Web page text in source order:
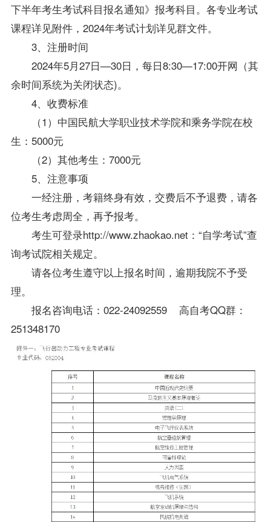
下半年考生考试科目报名通知》报考科目。各专业考试
课程详见附件，2024年考试计划详见群文件。
3、注册时间
2024年5月27日—30日，每日8:30—17:00开网（其
余时间系统为关闭状态)。
4、收费标准
（1）中国民航大学职业技术学院和乘务学院在校
生：5000元
（2）其他考生：7000元
5、注意事项
一经注册，考籍终身有效，交费后不予退费，请各
位考生考虑周全，再予报考。
考生可登录http://www.zhaokao.net：“自学考试”查
询考试院相关规定。
请各位考生遵守以上报名时间，逾期我院不予受
理。
报名咨询电话：022-24092559 高自考QQ群：
251348170